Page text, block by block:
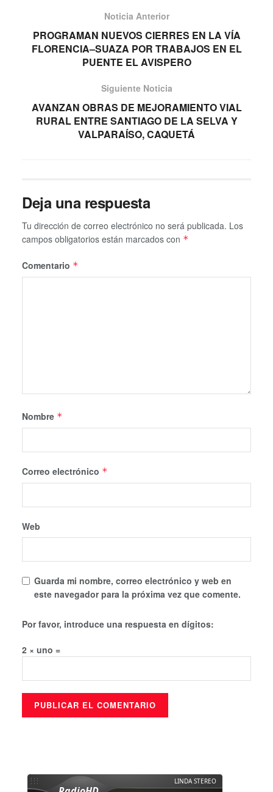
Noticia Anterior
PROGRAMAN NUEVOS CIERRES EN LA VÍA
FLORENCIA–SUAZA POR TRABAJOS EN EL
PUENTE EL AVISPERO
Siguiente Noticia
AVANZAN OBRAS DE MEJORAMIENTO VIAL
RURAL ENTRE SANTIAGO DE LA SELVA Y
VALPARAÍSO, CAQUETÁ
Deja una respuesta
Tu dirección de correo electrónico no será publicada. Los
campos obligatorios están marcados con *
Comentario *
Nombre *
Correo electrónico *
Web
Guarda mi nombre, correo electrónico y web en
este navegador para la próxima vez que comente.
Por favor, introduce una respuesta en dígitos:
2 × uno =